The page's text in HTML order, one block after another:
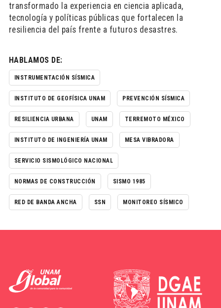
transformado la experiencia en ciencia aplicada,
tecnología y políticas públicas que fortalecen la
resiliencia del país frente a futuros desastres.
HABLAMOS DE:
INSTRUMENTACIÓN SÍSMICA
INSTITUTO DE GEOFÍSICA UNAM PREVENCIÓN SÍSMICA
RESILIENCIA URBANA UNAM TERREMOTO MÉXICO
INSTITUTO DE INGENIERÍA UNAM MESA VIBRADORA
SERVICIO SISMOLÓGICO NACIONAL
NORMAS DE CONSTRUCCIÓN SISMO 1985
RED DE BANDA ANCHA SSN MONITOREO SÍSMICO